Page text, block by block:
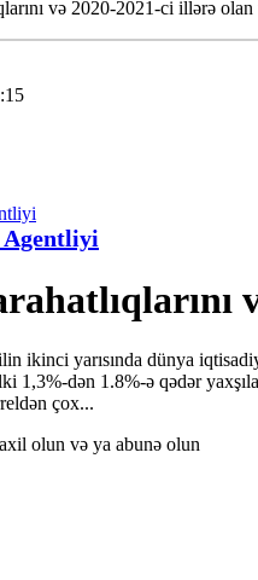
və 2020-2021-ci illərə
ikinci yarısında dünya
1,3%-dən 1.8%-ə qədər
çox...
olun və ya abunə olun